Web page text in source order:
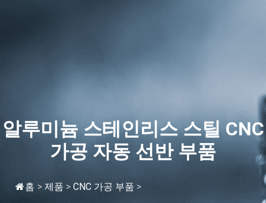
알루미늄 스테인리스 스틸 CNC
가공 자동 선반 부품
홈 > 제품 > CNC 가공 부품 >